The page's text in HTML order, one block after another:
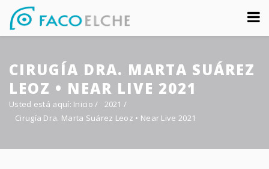
Sobre nosotros
Congreso
Multimedia
Foro FacoElche
Comunicación
CIRUGÍA DRA. MARTA SUÁREZ
LEOZ • NEAR LIVE 2021
Usted está aquí: Inicio / 2021/
Cirugía Dra. Marta Suárez Leoz • Near Live 2021